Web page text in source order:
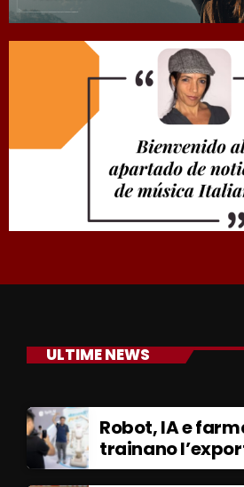
ULTIME NEWS
Robot, IA e
trainano